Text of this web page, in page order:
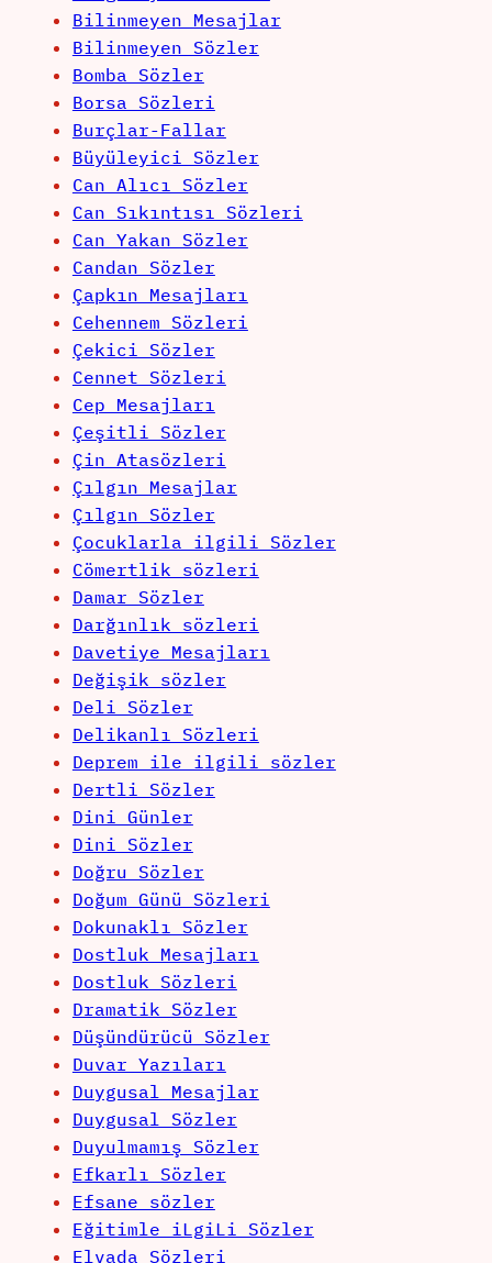
Bilinmeyen Mesajlar
Bilinmeyen Sözler
Bomba Sözler
Borsa Sözleri
Burçlar-Fallar
Büyüleyici Sözler
Can Alıcı Sözler
Can Sıkıntısı Sözleri
Can Yakan Sözler
Candan Sözler
Çapkın Mesajları
Cehennem Sözleri
Çekici Sözler
Cennet Sözleri
Cep Mesajları
Çeşitli Sözler
Çin Atasözleri
Çılgın Mesajlar
Çılgın Sözler
Çocuklarla ilgili Sözler
Cömertlik sözleri
Damar Sözler
Darğınlık sözleri
Davetiye Mesajları
Değişik sözler
Deli Sözler
Delikanlı Sözleri
Deprem ile ilgili sözler
Dertli Sözler
Dini Günler
Dini Sözler
Doğru Sözler
Doğum Günü Sözleri
Dokunaklı Sözler
Dostluk Mesajları
Dostluk Sözleri
Dramatik Sözler
Düşündürücü Sözler
Duvar Yazıları
Duygusal Mesajlar
Duygusal Sözler
Duyulmamış Sözler
Efkarlı Sözler
Efsane sözler
Eğitimle iLgiLi Sözler
Elvada Sözleri